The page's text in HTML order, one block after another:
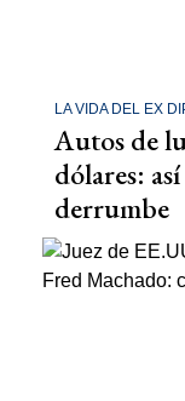
LA VIDA DEL EX
Autos de
dólares:
derrumbe